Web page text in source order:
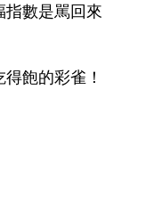
指數是駡回來
飽的彩雀！